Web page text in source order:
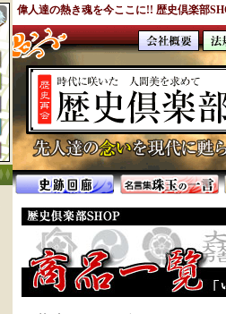
偉人達の熱き魂を今ここに!! 歴史倶楽部